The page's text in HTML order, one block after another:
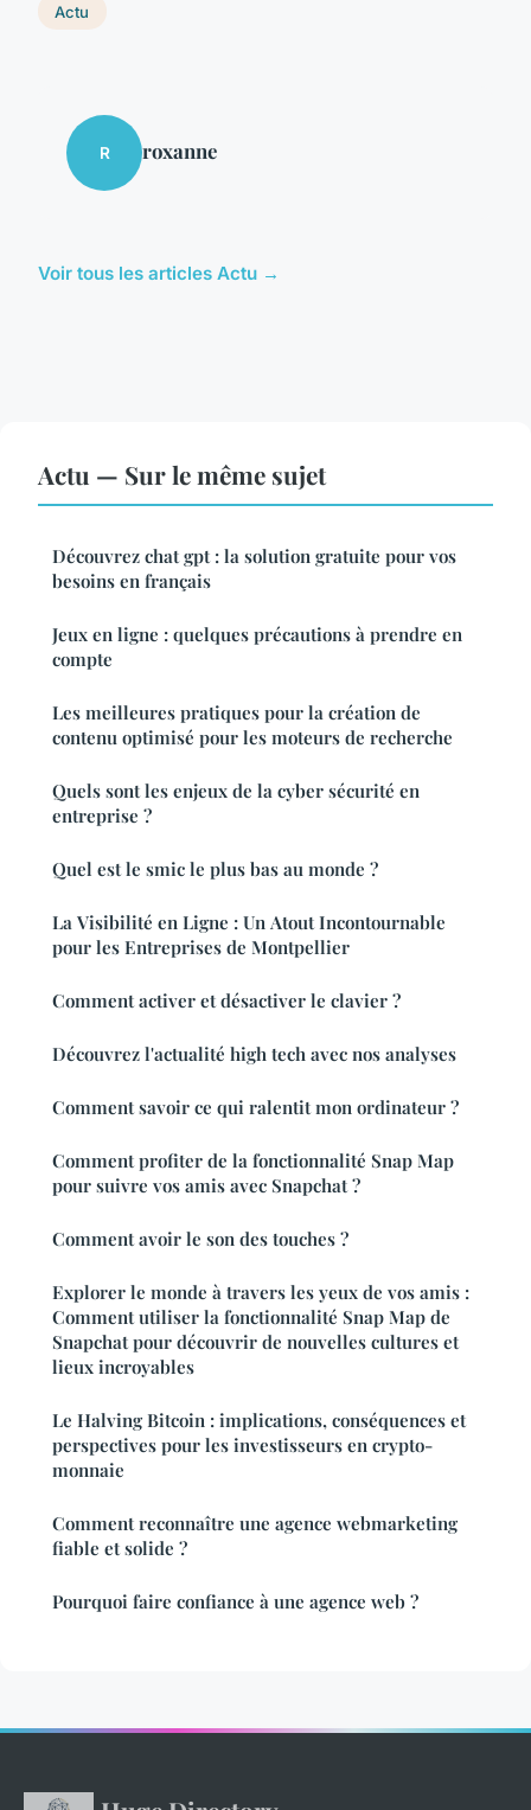
Actu
R roxanne
Voir tous les articles Actu →
Actu — Sur le même sujet
Découvrez chat gpt : la solution gratuite pour vos
besoins en français
Jeux en ligne : quelques précautions à prendre en
compte
Les meilleures pratiques pour la création de
contenu optimisé pour les moteurs de recherche
Quels sont les enjeux de la cyber sécurité en
entreprise ?
Quel est le smic le plus bas au monde ?
La Visibilité en Ligne : Un Atout Incontournable
pour les Entreprises de Montpellier
Comment activer et désactiver le clavier ?
Découvrez l'actualité high tech avec nos analyses
Comment savoir ce qui ralentit mon ordinateur ?
Comment profiter de la fonctionnalité Snap Map
pour suivre vos amis avec Snapchat ?
Comment avoir le son des touches ?
Explorer le monde à travers les yeux de vos amis :
Comment utiliser la fonctionnalité Snap Map de
Snapchat pour découvrir de nouvelles cultures et
lieux incroyables
Le Halving Bitcoin : implications, conséquences et
perspectives pour les investisseurs en crypto-
monnaie
Comment reconnaître une agence webmarketing
fiable et solide ?
Pourquoi faire confiance à une agence web ?